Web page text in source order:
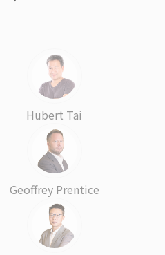
Hubert Tai
Geoffrey Prentice